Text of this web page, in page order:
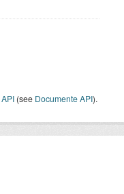
API (see Documente API).